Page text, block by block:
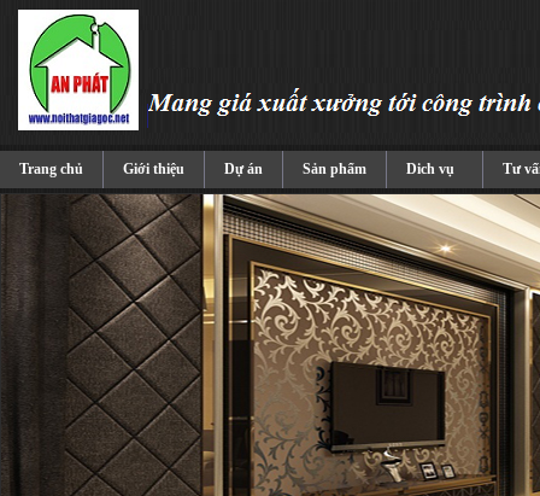
Trang chủ Giới thiệu Dự án Sản phẩm Dich vụ Tư